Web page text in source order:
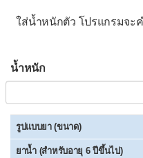
▫ยาระงับการไอ
Aminophylline
Doxofylline
ใส่น้ำหนักตัว โปรแกรมจ
น้ำหนัก
รูปแบบยา (ขนาด)
ยาน้ำ (สำหรับอายุ 6 ปีขึ้นไป)